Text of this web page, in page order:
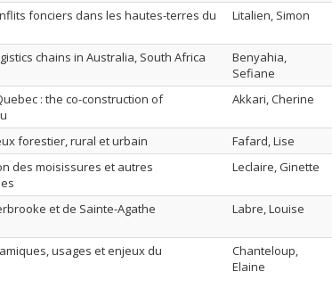
fonciers dans les hautes-terres du
Litalien, Simon
chains in Australia, South Africa
Benyahia,
Sefiane
: the co-construction of
Akkari, Cherine
forestier, rural et urbain Fafard, Lise
des moisissures et autres
Leclaire, Ginette
et de Sainte-Agathe Labre, Louise
usages et enjeux du
Chanteloup,
Elaine